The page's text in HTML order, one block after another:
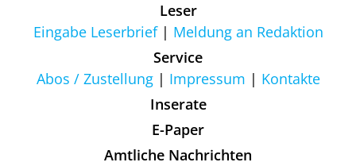
Leser
Eingabe Leserbrief
Meldung an Redaktion
Service
Abos / Zustellung
Impressum
Kontakte
Inserate
E-Paper
Amtliche Nachrichten